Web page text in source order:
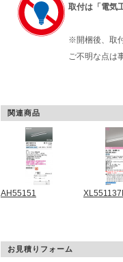
取付は「電気
※開梱後、取
ご不明な点は
関連商品
AH55151
お見積りフォーム